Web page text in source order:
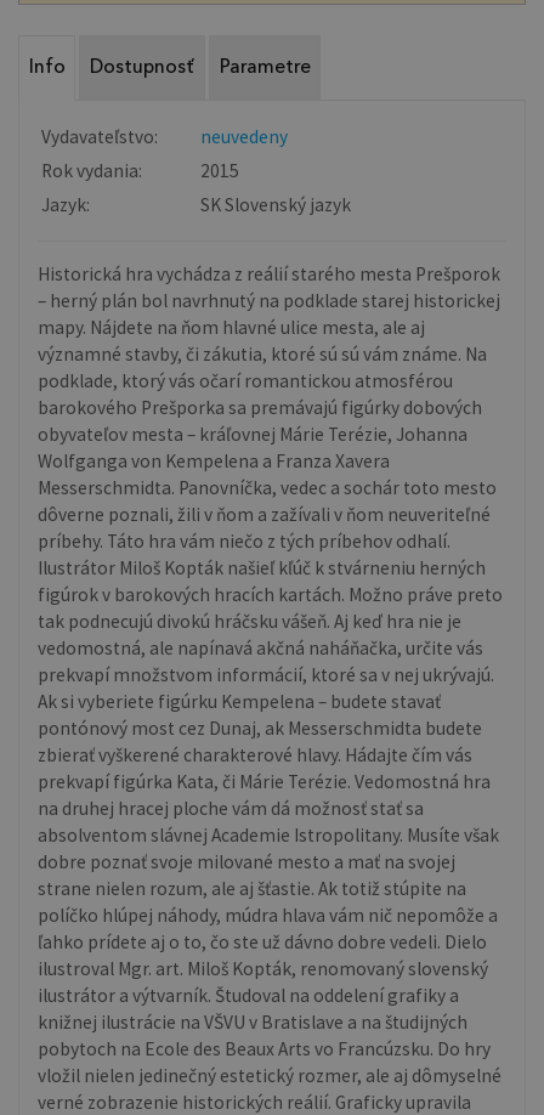
Info Dostupnosť Parametre
Vydavateľstvo:
neuvedeny
Rok vydania:
2015
Jazyk:
SK Slovenský jazyk
Historická hra vychádza z reálií starého mesta Prešporok
– herný plán bol navrhnutý na podklade starej historickej
mapy. Nájdete na ňom hlavné ulice mesta, ale aj
významné stavby, či zákutia, ktoré sú sú vám známe. Na
podklade, ktorý vás očarí romantickou atmosférou
barokového Prešporka sa premávajú figúrky dobových
obyvateľov mesta – kráľovnej Márie Terézie, Johanna
Wolfganga von Kempelena a Franza Xavera
Messerschmidta. Panovníčka, vedec a sochár toto mesto
dôverne poznali, žili v ňom a zažívali v ňom neuveriteľné
príbehy. Táto hra vám niečo z tých príbehov odhalí.
Ilustrátor Miloš Kopták našieľ kľúč k stvárneniu herných
figúrok v barokových hracích kartách. Možno práve preto
tak podnecujú divokú hráčsku vášeň. Aj keď hra nie je
vedomostná, ale napínavá akčná naháňačka, určite vás
prekvapí množstvom informácií, ktoré sa v nej ukrývajú.
Ak si vyberiete figúrku Kempelena – budete stavať
pontónový most cez Dunaj, ak Messerschmidta budete
zbierať vyškerené charakterové hlavy. Hádajte čím vás
prekvapí figúrka Kata, či Márie Terézie. Vedomostná hra
na druhej hracej ploche vám dá možnosť stať sa
absolventom slávnej Academie Istropolitany. Musíte však
dobre poznať svoje milované mesto a mať na svojej
strane nielen rozum, ale aj šťastie. Ak totiž stúpite na
políčko hlúpej náhody, múdra hlava vám nič nepomôže a
ľahko prídete aj o to, čo ste už dávno dobre vedeli. Dielo
ilustroval Mgr. art. Miloš Kopták, renomovaný slovenský
ilustrátor a výtvarník. Študoval na oddelení grafiky a
knižnej ilustrácie na VŠVU v Bratislave a na študijných
pobytoch na Ecole des Beaux Arts vo Francúzsku. Do hry
vložil nielen jedinečný estetický rozmer, ale aj dômyselné
verné zobrazenie historických reálií. Graficky upravila